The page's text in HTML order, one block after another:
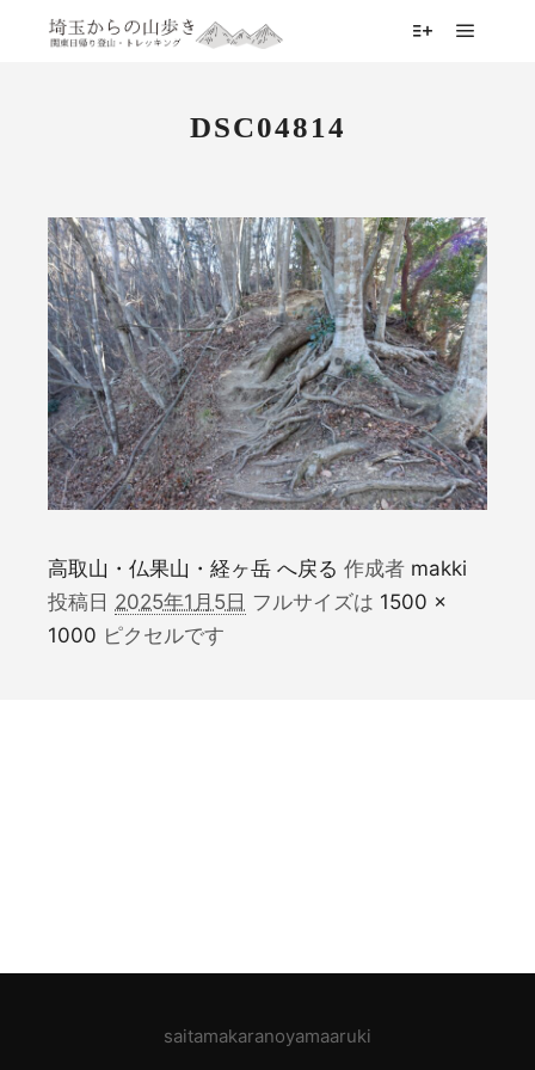
DSC04814
高取山・仏果山・経ヶ岳 へ戻る 作成者 makki
投稿日 2025年1月5日 フルサイズは 1500 ×
1000 ピクセルです
saitamakaranoyamaaruki